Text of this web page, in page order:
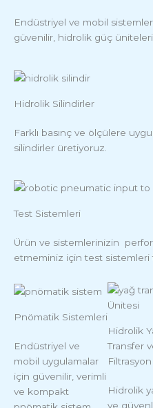
Endüstriyel ve mobil
güvenilir, hidrolik güç
Hidrolik Silindirler
Farklı basınç ve ölçülere
silindirler üretiyoruz.
Test Sistemleri
Ürün ve sistemlerinizin
etmeminiz için test sistemleri
Pnömatik Sistemleri
Endüstriyel ve
mobil uygulamalar
için güvenilir, verimli
ve kompakt
Hidrolik
Transfer
Hidrolik
ve